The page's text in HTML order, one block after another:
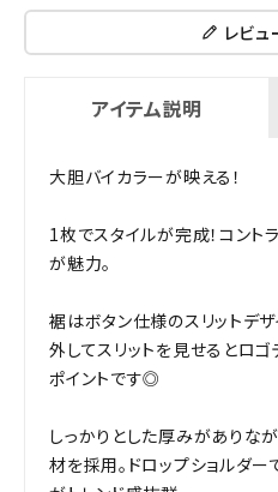
レビュ
アイテム説明
大胆バイカラーが映える！
1枚でスタイルが完成！コント
が魅力。
裾はボタン仕様のスリットデザ
外してスリットを見せるとロ
ポイントです◎
しっかりとした厚みがありな
材を採用。ドロップショルダー